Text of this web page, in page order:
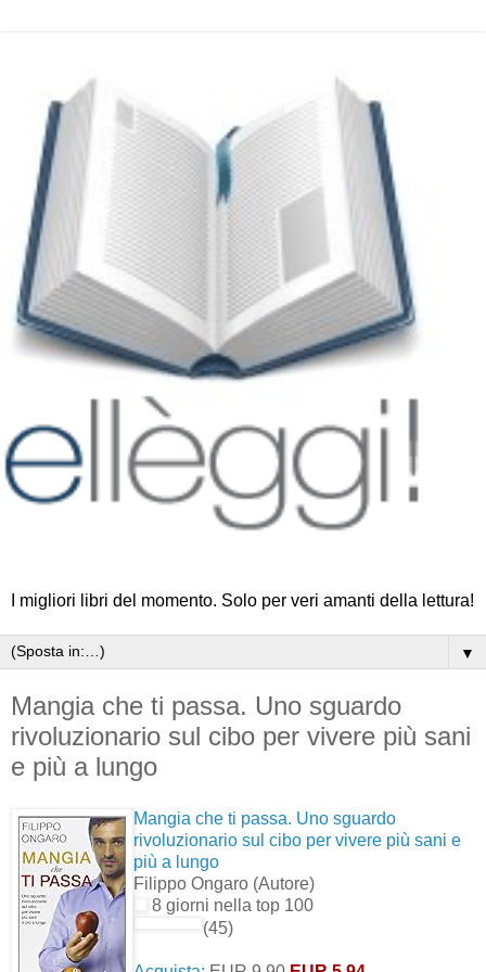
I migliori libri del momento. Solo per veri amanti della lettura!
▼
Mangia che ti passa. Uno sguardo
rivoluzionario sul cibo per vivere più sani
e più a lungo
Mangia che ti passa. Uno sguardo
rivoluzionario sul cibo per vivere più sani e
più a lungo
Filippo Ongaro (Autore)
8 giorni nella top 100
(45)